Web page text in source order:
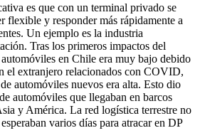
es que con un terminal privado se
flexible y responder más rápidamente a
Un ejemplo es la industria
Tras los primeros impactos del
en Chile era muy bajo debido
el extranjero relacionados con COVID,
automóviles nuevos era alta. Esto dio
automóviles que llegaban en barcos
y América. La red logística terrestre no
varios días para atracar en DP